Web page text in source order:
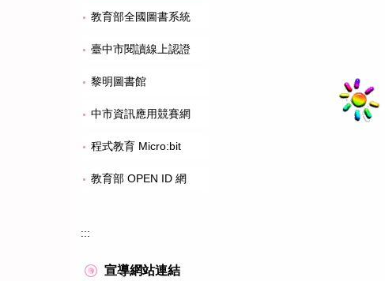
教育部全國圖書系統
臺中市閱讀線上認證
黎明圖書館
中市資訊應用競賽網
程式教育 Micro:bit
教育部 OPEN ID 網
:::
宣導網站連結